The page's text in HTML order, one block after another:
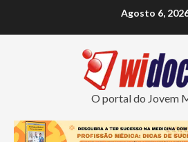
Agosto 6,
O portal do Jovem